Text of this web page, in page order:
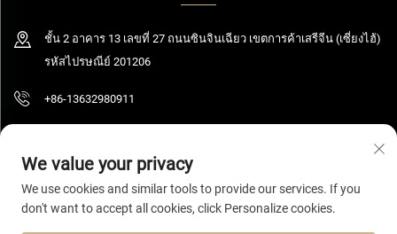
ชั้น 2 อาคาร 13 เลขที่ 27 ถนนซินจินเฉียว เขตการค้าเสรีจีน (เซี่ยงไฮ้)
รหัสไปรษณีย์ 201206
+86-13632980911
ลิขสิทธิ์ © 2026 เซี่ยงไฮ้ โบลูมิง เทคโนโลยี จำกัด สงวนสิทธิ์ทั้งหมด
ความเป็นส่วนตัว
We value your privacy
We use cookies and similar tools to provide our services. If you
don't want to accept all cookies, click Personalize cookies.